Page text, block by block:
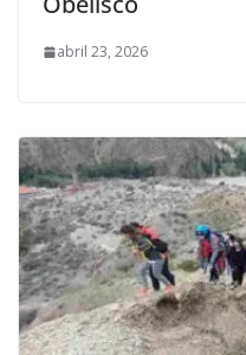
abril 23, 2026